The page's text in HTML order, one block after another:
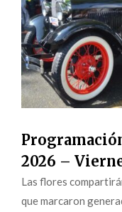
2026 –
Las flores
que marcaron